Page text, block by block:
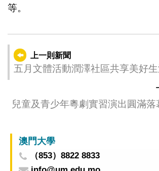
等。
上一則新聞
五月文體活動潤澤社區共享美好
兒童及青少年粵劇實習演出圓滿落
澳門大學
（853）8822 8833